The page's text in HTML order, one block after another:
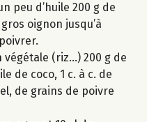
peu d’huile 200 g de
oignon jusqu’à
végétale (riz…) 200 g de
de coco, 1 c. à c. de
de grains de poivre